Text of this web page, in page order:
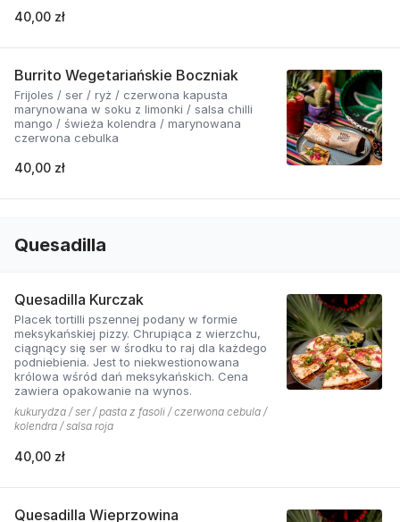
40,00 zł
Burrito Wegetariańskie Boczniak
Frijoles / ser / ryż / czerwona kapusta
marynowana w soku z limonki / salsa chilli
mango / świeża kolendra / marynowana
czerwona cebulka
40,00 zł
Quesadilla
Quesadilla Kurczak
Placek tortilli pszennej podany w formie
meksykańskiej pizzy. Chrupiąca z wierzchu,
ciągnący się ser w środku to raj dla każdego
podniebienia. Jest to niekwestionowana
królowa wśród dań meksykańskich. Cena
zawiera opakowanie na wynos.
kukurydza / ser / pasta z fasoli / czerwona cebula /
kolendra / salsa roja
40,00 zł
Quesadilla Wieprzowina